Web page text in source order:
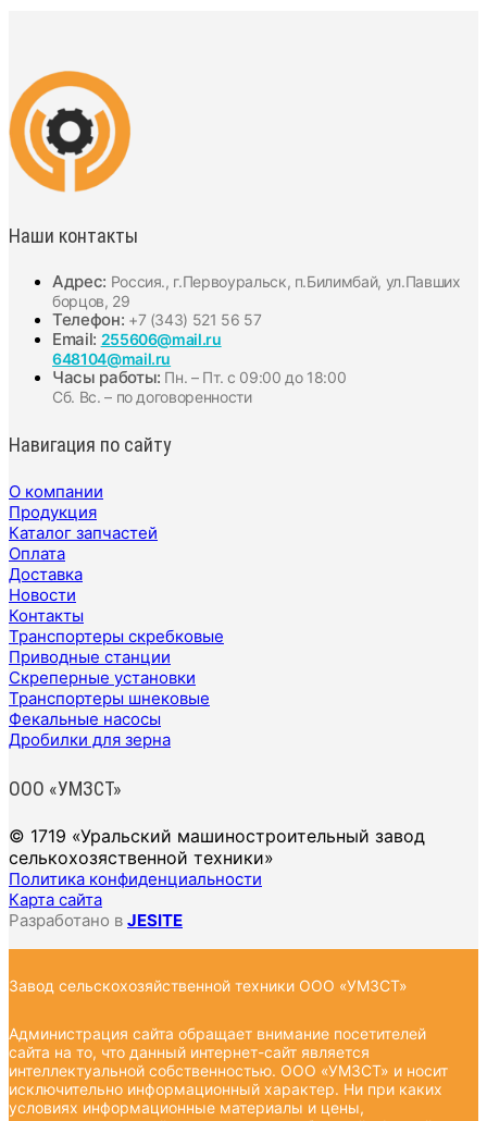
Наши контакты
Адрес: Россия., г.Первоуральск, п.Билимбай, ул.Павших
борцов, 29
Телефон: +7 (343) 521 56 57
Email: 255606@mail.ru
648104@mail.ru
Часы работы: Пн. – Пт. с 09:00 до 18:00
Сб. Вс. – по договоренности
Навигация по сайту
О компании
Продукция
Каталог запчастей
Оплата
Доставка
Новости
Контакты
Транспортеры скребковые
Приводные станции
Скреперные установки
Транспортеры шнековые
Фекальные насосы
Дробилки для зерна
ООО «УМЗСТ»
© 1719 «Уральский машиностроительный завод
селькохозяственной техники»
Политика конфиденциальности
Карта сайта
Разработано в JESITE
Завод сельскохозяйственной техники ООО «УМЗСТ»
Администрация сайта обращает внимание посетителей
сайта на то, что данный интернет-сайт является
интеллектуальной собственностью. ООО «УМЗСТ» и носит
исключительно информационный характер. Ни при каких
условиях информационные материалы и цены,